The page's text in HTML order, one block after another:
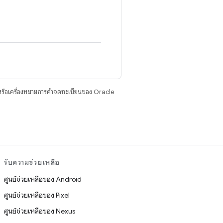
อเครื่องหมายการค้าจดทะเบียนของ Oracle
รับความช่วยเหลือ
ศูนย์ช่วยเหลือของ Android
ศูนย์ช่วยเหลือของ Pixel
ศูนย์ช่วยเหลือของ Nexus